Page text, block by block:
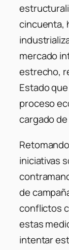
cincuenta,
mercado
estrecho,
Estado
proceso
cargado
iniciativas
de
conflictos
estas
intentar